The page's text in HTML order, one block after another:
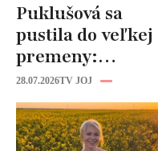
Puklušová sa
pustila do veľkej
premeny:
Odborníci však
varujú, pozor na
prísne diéty!
28.07.2026TV JOJ